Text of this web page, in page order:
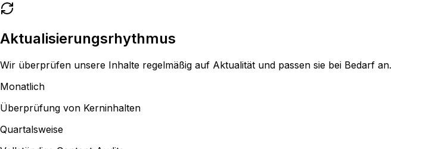
Aktualisierungsrhythmus
Wir überprüfen unsere Inhalte regelmäßig auf Aktualität und passen sie bei Bedarf an.
Monatlich
Überprüfung von Kerninhalten
Quartalsweise